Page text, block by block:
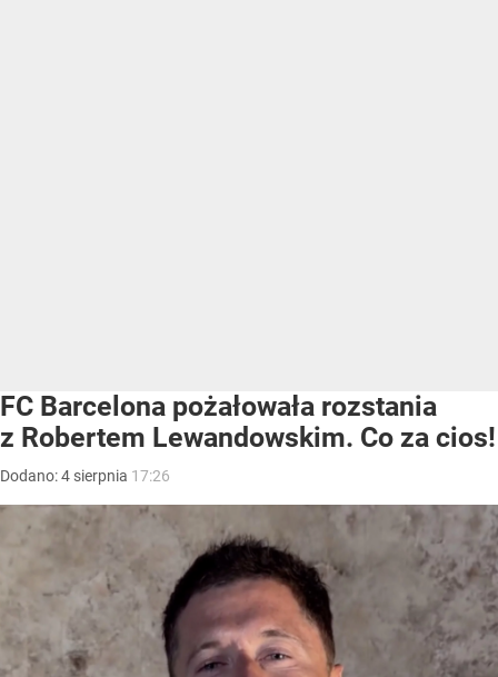
FC Barcelona pożałowała rozstania
z Robertem Lewandowskim. Co za cios!
Dodano:4 sierpnia 17:26